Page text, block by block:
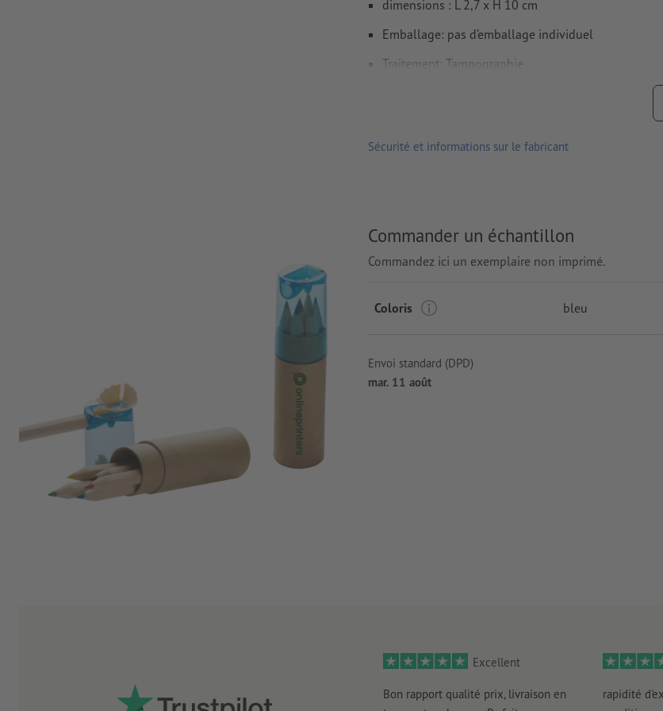
dimensions : L 2,7 x H 10 cm
Emballage: pas d’emballage individuel
Traitement: Tampographie
Sécurité et informations sur le fabricant
Commander un échantillon
Commandez ici un exemplaire non imprimé.
Coloris bleu
Envoi standard (DPD)
mar. 11 août
Excellent
Bon rapport qualité prix, livraison en
rapidité